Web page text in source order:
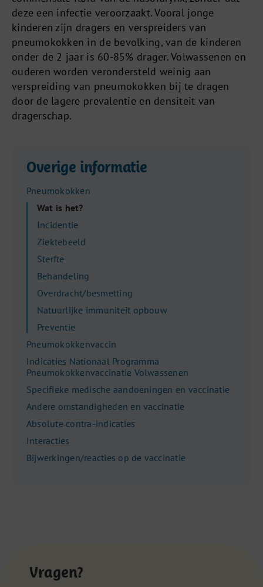
deze een infectie veroorzaakt. Vooral jonge
kinderen zijn dragers en verspreiders van
pneumokokken in de bevolking, van de kinderen
onder de 2 jaar is 60-85% drager. Volwassenen en
ouderen worden verondersteld weinig aan
verspreiding van pneumokokken bij te dragen
door de lagere prevalentie en densiteit van
dragerschap.
Overige informatie
Pneumokokken
Wat is het?
Incidentie
Ziektebeeld
Sterfte
Behandeling
Overdracht/besmetting
Natuurlijke immuniteit opbouw
Preventie
Pneumokokkenvaccin
Indicaties Nationaal Programma
Pneumokokkenvaccinatie Volwassenen
Specifieke medische aandoeningen en vaccinatie
Andere omstandigheden en vaccinatie
Absolute contra-indicaties
Interacties
Bijwerkingen/reacties op de vaccinatie
Vragen?